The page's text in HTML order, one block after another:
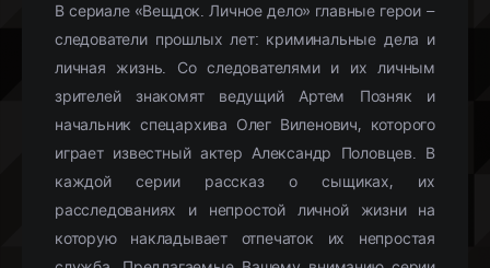
В сериале «Вещдок. Личное дело» главные герои –
следователи прошлых лет: криминальные дела и
личная жизнь. Со следователями и их личным
зрителей знакомят ведущий Артем Позняк и
начальник спецархива Олег Виленович, которого
играет известный актер Александр Половцев. В
каждой серии рассказ о сыщиках, их
расследованиях и непростой личной жизни на
которую накладывает отпечаток их непростая